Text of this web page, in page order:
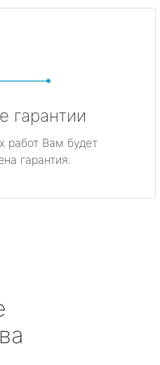
гарантии
работ Вам будет
гарантия.